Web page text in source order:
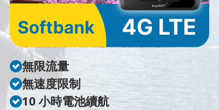
無限流量
無速度限制
10 小時電池續航